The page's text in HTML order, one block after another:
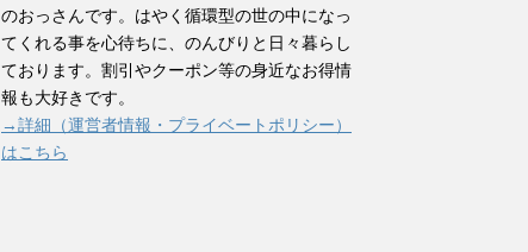
のおっさんです。はやく循環型の世の中になっ
てくれる事を心待ちに、のんびりと日々暮らし
ております。割引やクーポン等の身近なお得情
報も大好きです。
→詳細（運営者情報・プライベートポリシー）
はこちら